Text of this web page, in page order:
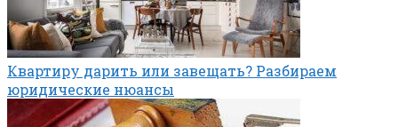
Квартиру дарить или завещать? Разбираем
юридические нюансы